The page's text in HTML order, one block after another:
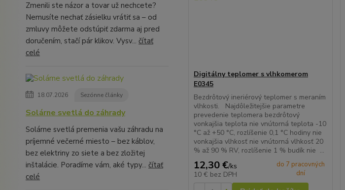
Zmenili ste názor a tovar už nechcete?
Nemusíte nechať zásielku vrátiť sa – od
zmluvy môžete odstúpiť zdarma aj pred
doručením, stačí pár klikov. Vysv... čítať
celé
18.07.2026 Sezónne články
Solárne svetlá do záhrady
Solárne svetlá premenia vašu záhradu na
príjemné večerné miesto – bez káblov,
bez elektriny zo siete a bez zložitej
inštalácie. Poradíme vám, aké typy... čítať
celé
Digitálny teplomer s vlhkomerom
E0345
Bezdrôtový ineriérový teplomer s meraním
vlhkosti. Najdôležitejšie parametre
prevedenie teplomera bezdrôtový
vonkajšia teplota nie vnútorná teplota -10
°C až +50 °C, rozlíšenie 0,1 °C hodiny nie
vonkajšia vlhkosť nie vnútorná vlhkosť 20
% až 90 % RV, rozlíšenie 1 % budík nie ...
12,30 €/ks
10 € bez DPH
do 7 pracovných
dní